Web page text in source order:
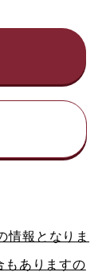
情報となりま
もありますの